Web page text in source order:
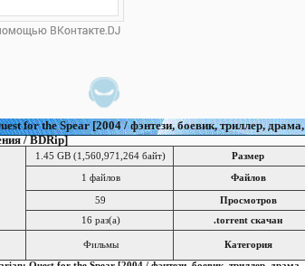
for the Spear [2004 / фэнтези, боевик, триллер, драма,
/ BDRip]
1.45 GB (1,560,971,264 байт) Размер
1 файлов Файлов
59
Просмотров
16 раз(a)
.torrent скачан
Фильмы Категория